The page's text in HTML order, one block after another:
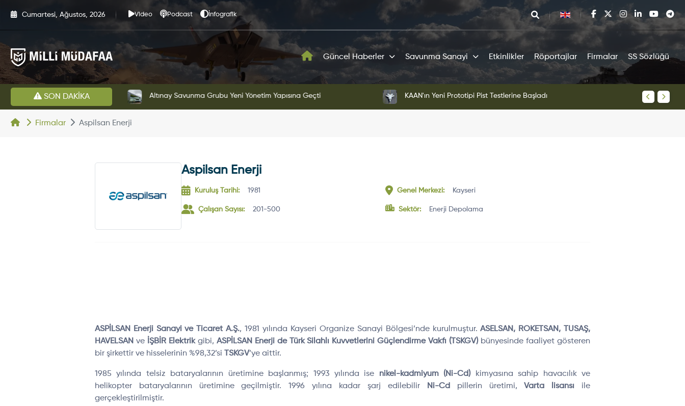
Cumartesi, Ağustos, 2026 Video Podcast İnfografik
Güncel Haberler Savunma Sanayi Etkinlikler Röportajlar Firmalar SS Sözlüğü
SON DAKİKA Altınay Savunma Grubu Yeni Yönetim Yapısına Geçti KAAN'ın Yeni Prototipi Pist Testlerine Başladı KAAN
Firmalar Aspilsan Enerji
Aspilsan Enerji
Kuruluş Tarihi: 1981 Genel Merkezi: Kayseri
Çalışan Sayısı: 201-500 Sektör: Enerji Depolama
ASPİLSAN Enerji Sanayi ve Ticaret A.Ş., 1981 yılında Kayseri Organize Sanayi Bölgesi’nde kurulmuştur.ASELSAN, ROKETSAN, TUSAŞ,
HAVELSAN ve İŞBİR Elektrikgibi, ASPİLSAN Enerji de Türk Silahlı Kuvvetlerini Güçlendirme Vakfı (TSKGV)bünyesinde faaliyet gösteren
bir şirkettir ve hisselerinin %98,32’si
TSKGV’ye aittir.
1985 yılında telsiz bataryalarının üretimine başlanmış; 1993 yılında ise nikel-kadmiyum (Ni-Cd)kimyasına sahip havacılık ve
helikopter bataryalarının üretimine geçilmiştir. 1996 yılına kadar şarj edilebilir
Ni-Cd pillerin üretimi,Varta lisansı ile
gerçekleştirilmiştir.